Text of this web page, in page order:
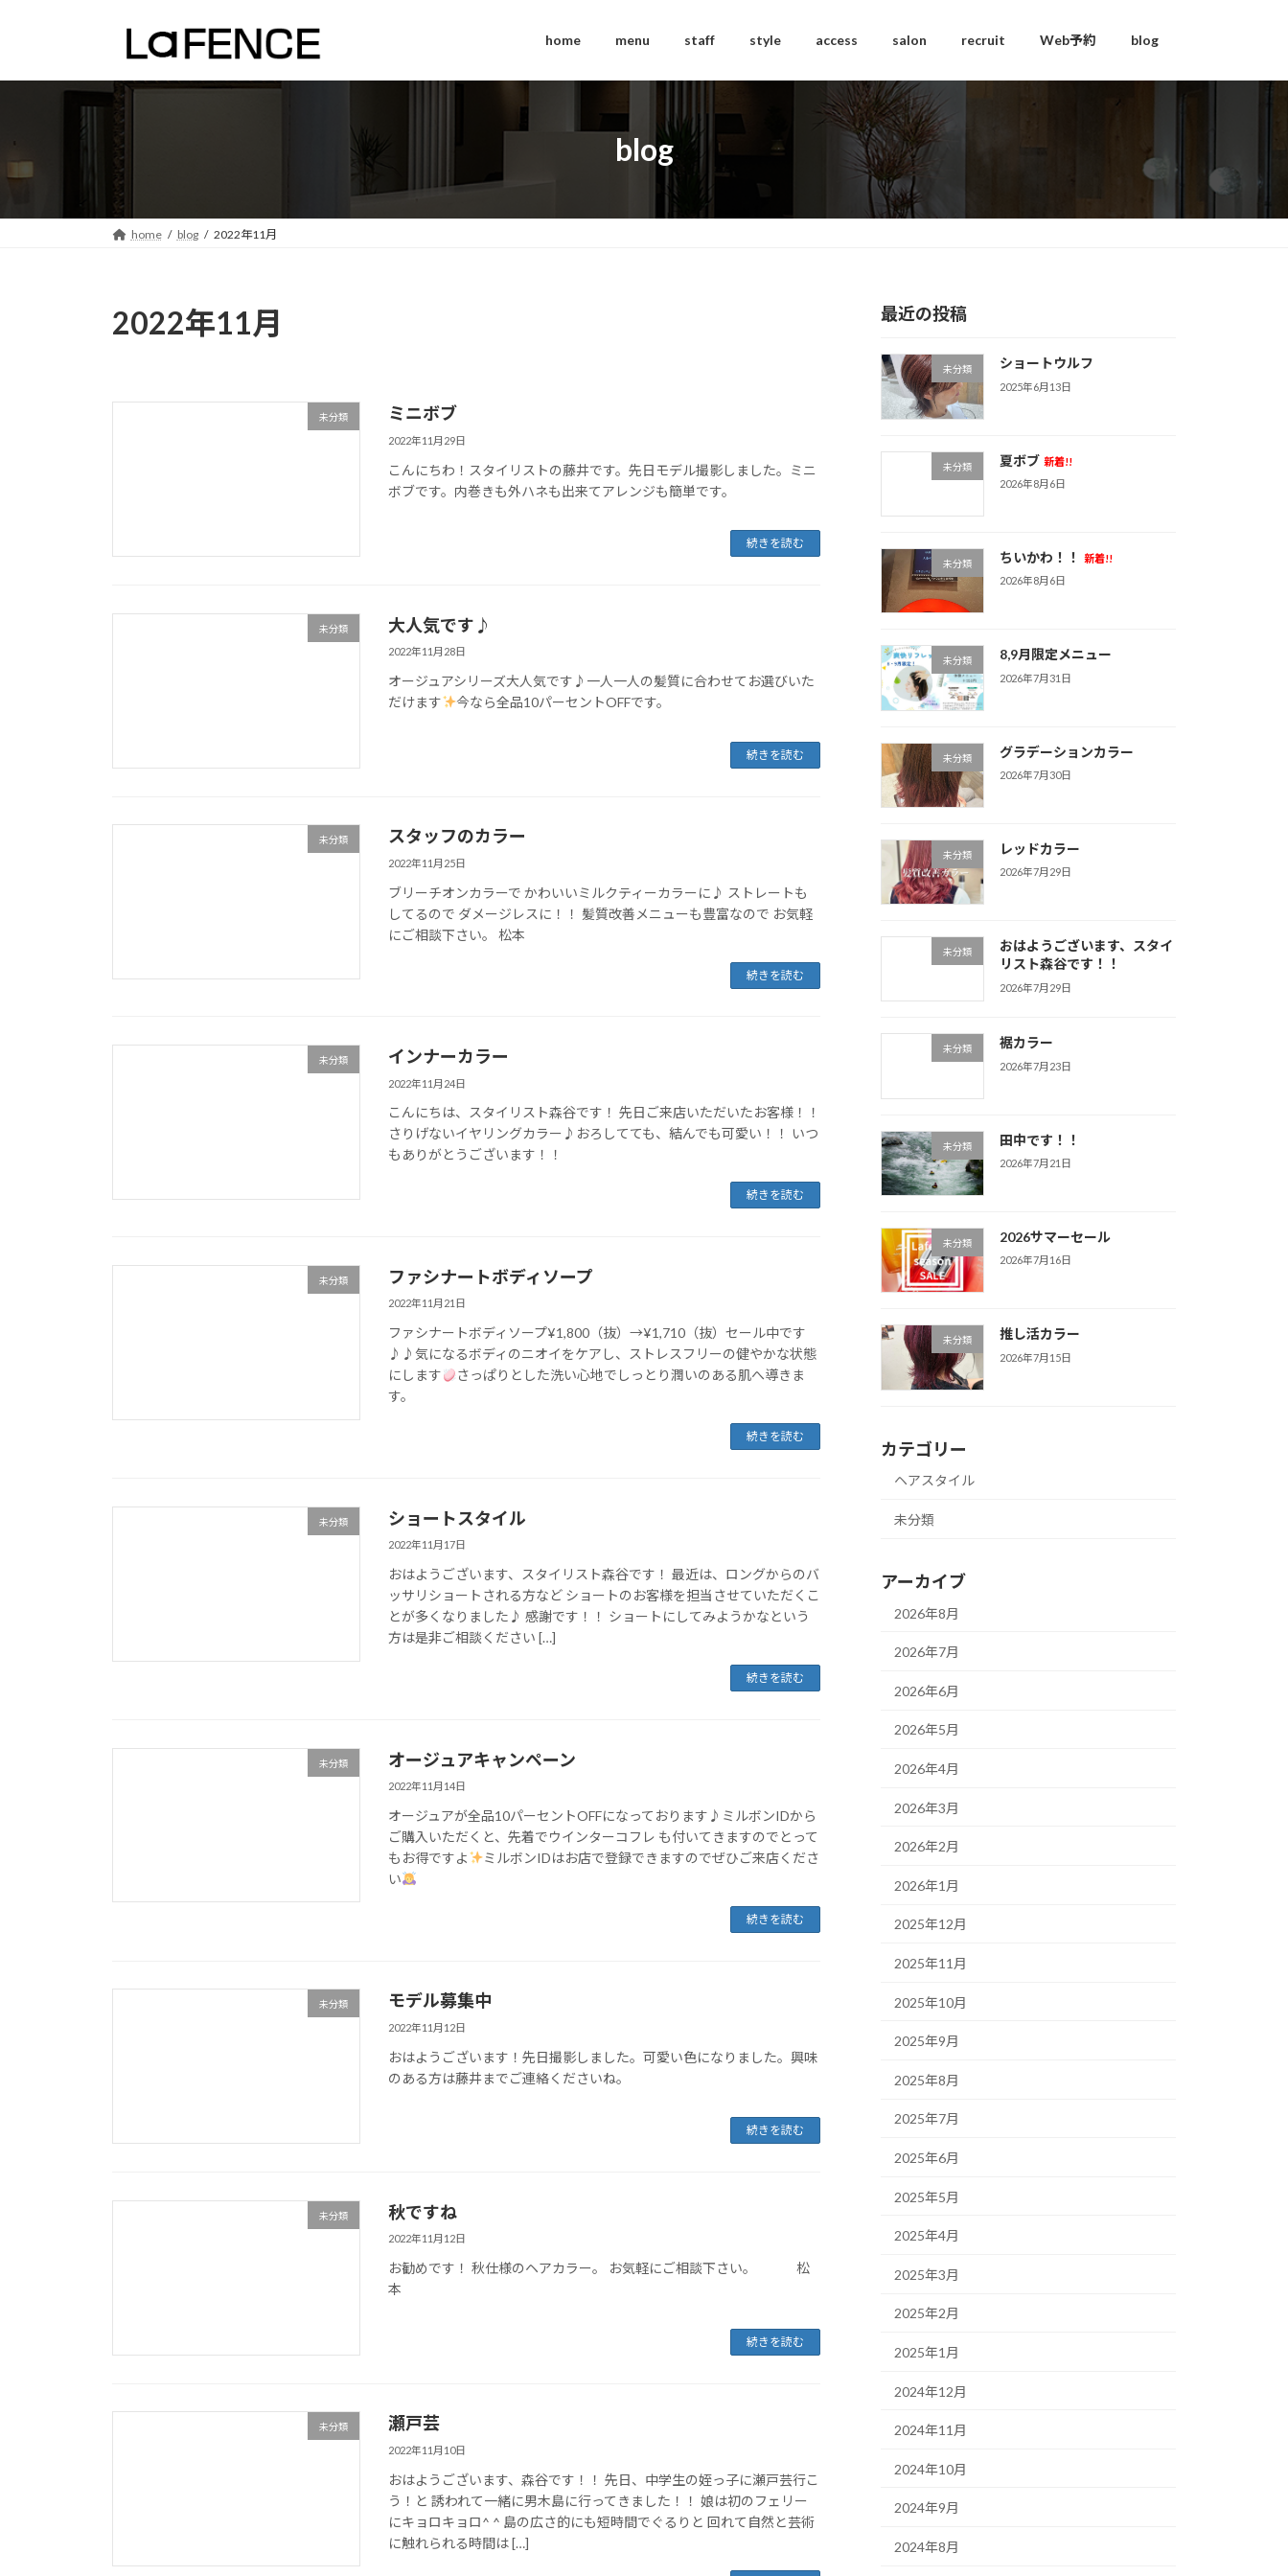
ン
ス
プ
ー
ン
動
home menu staff style access salon recruit Web予約 blog
blog
home blog 2022年11月
2022年11月
未分類 ミニボブ
2022年11月29日
こんにちわ！スタイリストの藤井です。先日モデル撮影しました。ミニ
ボブです。内巻きも外ハネも出来てアレンジも簡単です。
続きを読む
未分類 大人気です♪
2022年11月28日
オージュアシリーズ大人気です♪一人一人の髪質に合わせてお選びいた
だけます
今なら全品10パーセントOFFです。
続きを読む
未分類 スタッフのカラー
2022年11月25日
ブリーチオンカラーで かわいいミルクティーカラーに♪ ストレートも
してるので ダメージレスに！！ 髪質改善メニューも豊富なので お気軽
にご相談下さい。 松本
続きを読む
未分類 インナーカラー
2022年11月24日
こんにちは、スタイリスト森谷です！ 先日ご来店いただいたお客様！！
さりげないイヤリングカラー♪おろしてても、結んでも可愛い！！ いつ
もありがとうございます！！
続きを読む
未分類 ファシナートボディソープ
2022年11月21日
ファシナートボディソープ¥1,800（抜）→¥1,710（抜）セール中です
♪♪気になるボディのニオイをケアし、ストレスフリーの健やかな状態
にします
さっぱりとした洗い心地でしっとり潤いのある肌へ導きま
す。
続きを読む
未分類 ショートスタイル
2022年11月17日
おはようございます、スタイリスト森谷です！ 最近は、ロングからのバ
ッサリショートされる方など ショートのお客様を担当させていただくこ
とが多くなりました♪ 感謝です！！ ショートにしてみようかなという
方は是非ご相談ください […]
続きを読む
未分類 オージュアキャンペーン
2022年11月14日
オージュアが全品10パーセントOFFになっております♪ミルボンIDから
ご購入いただくと、先着でウインターコフレ も付いてきますのでとって
もお得ですよ
ミルボンIDはお店で登録できますのでぜひご来店くださ
い
続きを読む
未分類 モデル募集中
2022年11月12日
おはようございます！先日撮影しました。可愛い色になりました。興味
のある方は藤井までご連絡くださいね。
続きを読む
未分類 秋ですね
2022年11月12日
お勧めです！ 秋仕様のヘアカラー。 お気軽にご相談下さい。 松
本
続きを読む
未分類 瀬戸芸
2022年11月10日
おはようございます、森谷です！！ 先日、中学生の姪っ子に瀬戸芸行こ
う！と 誘われて一緒に男木島に行ってきました！！ 娘は初のフェリー
にキョロキョロ^ ^ 島の広さ的にも短時間でぐるりと 回れて自然と芸術
に触れられる時間は […]
最近の投稿
未分類 ショートウルフ
2025年6月13日
未分類 夏ボブ 新着!!
2026年8月6日
未分類 ちいかわ！！
新着!!
2026年8月6日
未分類 8,9月限定メニュー
2026年7月31日
未分類 グラデーションカラー
2026年7月30日
未分類 レッドカラー
2026年7月29日
未分類
おはようございます、スタイ
リスト森谷です！！
2026年7月29日
未分類 裾カラー
2026年7月23日
未分類 田中です！！
2026年7月21日
未分類 2026サマーセール
2026年7月16日
未分類 推し活カラー
2026年7月15日
カテゴリー
ヘアスタイル
未分類
アーカイブ
2026年8月
2026年7月
2026年6月
2026年5月
2026年4月
2026年3月
2026年2月
2026年1月
2025年12月
2025年11月
2025年10月
2025年9月
2025年8月
2025年7月
2025年6月
2025年5月
2025年4月
2025年3月
2025年2月
2025年1月
2024年12月
2024年11月
2024年10月
2024年9月
2024年8月